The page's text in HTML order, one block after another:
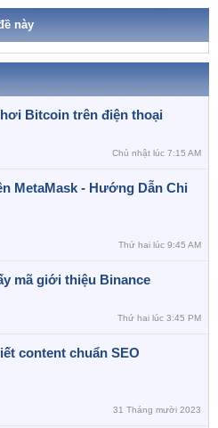
này
Bitcoin trên điện thoại
Chủ nhật lúc 7:15 AM
MetaMask - Hướng Dẫn Chi
Thứ hai lúc 9:45 AM
mã giới thiệu Binance
Thứ hai lúc 3:45 PM
content chuẩn SEO
31 Tháng mười 2023